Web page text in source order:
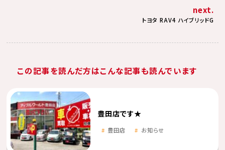
next.
トヨタ RAV4 ハイブリッドG
この記事を読んだ方はこんな記事も読んでいます
豊田店です★
豊田店 お知らせ